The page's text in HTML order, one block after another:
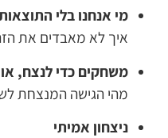
מי אנחנו בלי התוצאות
איך לא מאבדים את
משחקים כדי לנצח, או
מהי הגישה המנצחת
ניצחון אמיתי